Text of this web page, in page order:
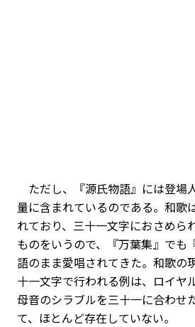
ただし、『源氏物語』には登場
量に含まれているのである。和歌
れており、三十一文字におさめら
ものをいうので、『万葉集』でも
語のまま愛唱されてきた。和歌の
十一文字で行われる例は、ロイヤ
母音のシラブルを三十一に合わせ
て、ほとんど存在していない。